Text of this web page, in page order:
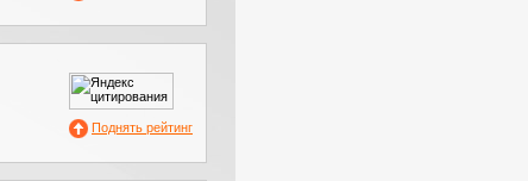
Поднять рейтинг